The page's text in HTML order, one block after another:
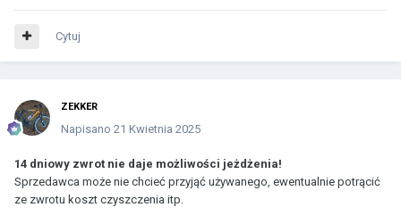
Cytuj
ZEKKER
Napisano 21 Kwietnia 2025
14 dniowy zwrot nie daje możliwości jeżdżenia!
Sprzedawca może nie chcieć przyjąć używanego, ewentualnie potrącić
ze zwrotu koszt czyszczenia itp.